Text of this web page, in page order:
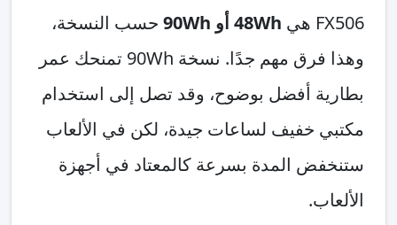
FX506 هي
48Wh أو 90Wh
حسب النسخة،
وهذا فرق مهم جدًا. نسخة 90Wh تمنحك عمر
بطارية أفضل بوضوح، وقد تصل إلى استخدام
مكتبي خفيف لساعات جيدة، لكن في الألعاب
ستنخفض المدة بسرعة كالمعتاد في أجهزة
الألعاب.